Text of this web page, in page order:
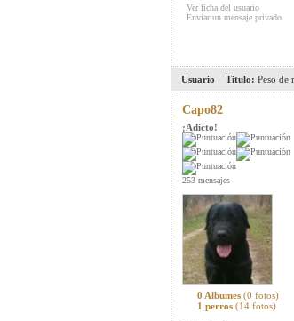
Ver ficha del usuario
Enviar un mensaje privado
Usuario Titulo: Peso de
Capo82
¡Adicto!
253 mensajes
0 Albumes (0 fotos)
1 perros (14 fotos)